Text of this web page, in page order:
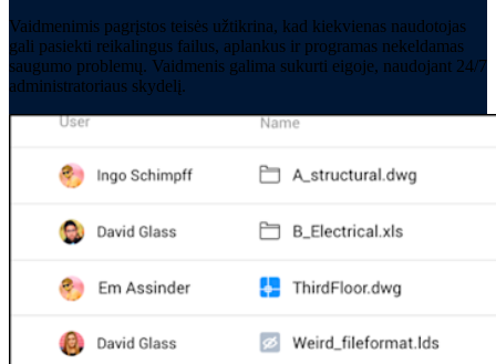
Vaidmenimis pagrįstos teisės užtikrina, kad kiekvienas naudotojas
gali pasiekti reikalingus failus, aplankus ir programas nekeldamas
saugumo problemų. Vaidmenis galima sukurti eigoje, naudojant 24/7
administratoriaus skydelį.